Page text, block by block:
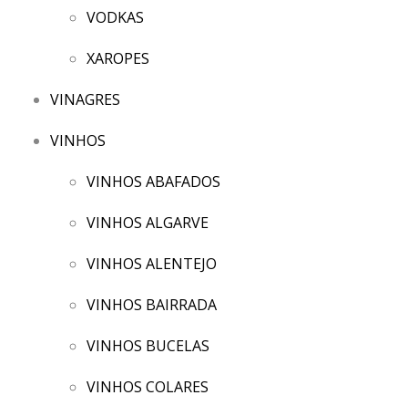
VODKAS
XAROPES
VINAGRES
VINHOS
VINHOS ABAFADOS
VINHOS ALGARVE
VINHOS ALENTEJO
VINHOS BAIRRADA
VINHOS BUCELAS
VINHOS COLARES